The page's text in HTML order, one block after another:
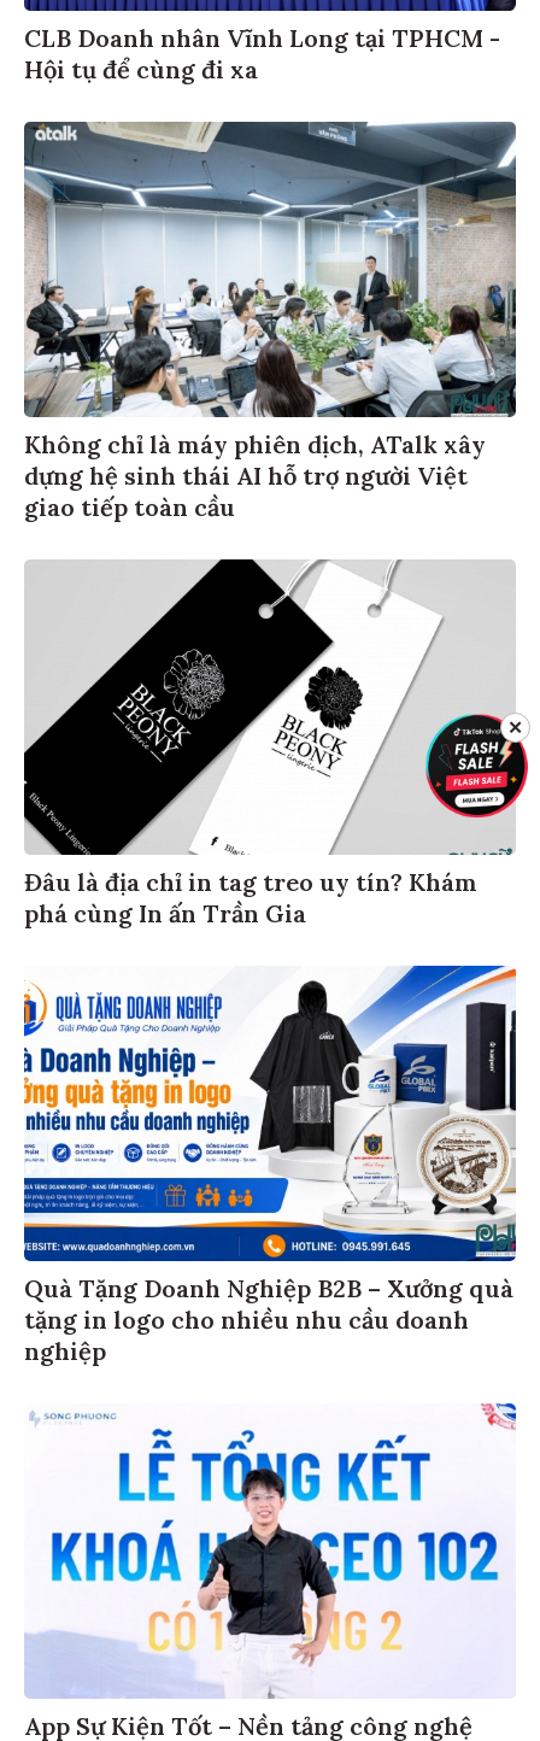
CLB Doanh nhân Vĩnh Long tại TPHCM -
Hội tụ để cùng đi xa
Không chỉ là máy phiên dịch, ATalk xây
dựng hệ sinh thái AI hỗ trợ người Việt
giao tiếp toàn cầu
Đâu là địa chỉ in tag treo uy tín? Khám
phá cùng In ấn Trần Gia
Quà Tặng Doanh Nghiệp B2B – Xưởng quà
tặng in logo cho nhiều nhu cầu doanh
nghiệp
App Sự Kiện Tốt – Nền tảng công nghệ
✕